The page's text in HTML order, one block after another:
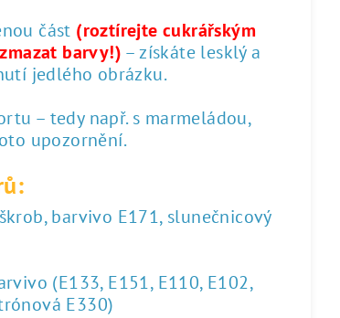
část (roztírejte cukrářským
barvy!) – získáte lesklý a
jedlého obrázku.
– tedy např. s marmeládou,
upozornění.
barvivo E171, slunečnicový
(E133, E151, E110, E102,
E330)